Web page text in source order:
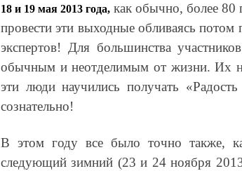
18 и 19 мая 2013 года, как обычно, более 80
провести эти выходные обливаясь потом
экспертов! Для большинства
обычным и неотделимым от жизни. Их
эти люди научились получать
сознательно!
В этом году все было точно также,
следующий зимний (23 и 24 ноября